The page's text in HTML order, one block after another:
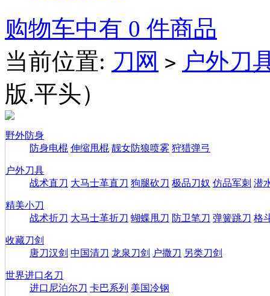
购物车中有 0 件商品
当前位置: 刀网 > 户外刀
版.平头）
野外防身
防身电棍 伸缩甩棍 靓女防狼喷雾 狩猎弹弓
户外刀具
战术直刀 大马士革直刀 狗腿砍刀 极品刀奴 仿品军刺 潜
精美小刀
战术折刀 大马士革折刀 蝴蝶甩刀 防卫笔刀 弹簧跳刀 格
收藏刀剑
唐刀汉剑 中国清刀 龙泉刀剑 户撒刀 另类刀剑
世界进口名刀
进口尼泊尔刀 卡巴系列 美国冷钢